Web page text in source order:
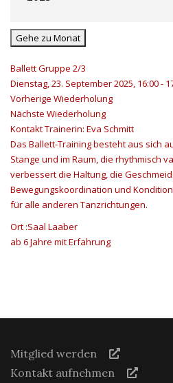
Gehe zu Monat
Ballett Gruppe 2/3
Dienstag, 23. September 2025, 16:00 -
Vorherige Wiederholung
Nächste Wiederholung
KontaktTrainerin: Eva Schmitt
Das Ballett-Training besteht aus sich
Stange und im Raum, die rhythmisch
verbessert die Haltung, die
Bewegungskoordination und
für alle anderen Tanzrichtungen.
Ort :Saal Laaber
ab 6 Jahre mit Erfahrung
Mitglied werden
Kontakt aufnehmen